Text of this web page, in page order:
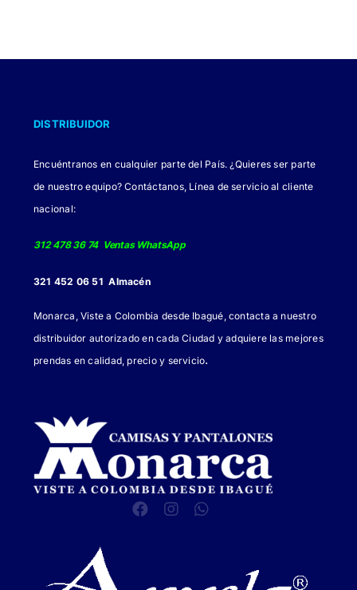
DISTRIBUIDOR
Encuéntranos en cualquier parte del País. ¿Quieres ser parte
de nuestro equipo? Contáctanos, Línea de servicio al cliente
nacional:
312 478 36 74 Ventas WhatsApp
321 452 06 51 Almacén
Monarca, Viste a Colombia desde Ibagué, contacta a nuestro
distribuidor autorizado en cada Ciudad y adquiere las mejores
prendas en calidad, precio y servicio.